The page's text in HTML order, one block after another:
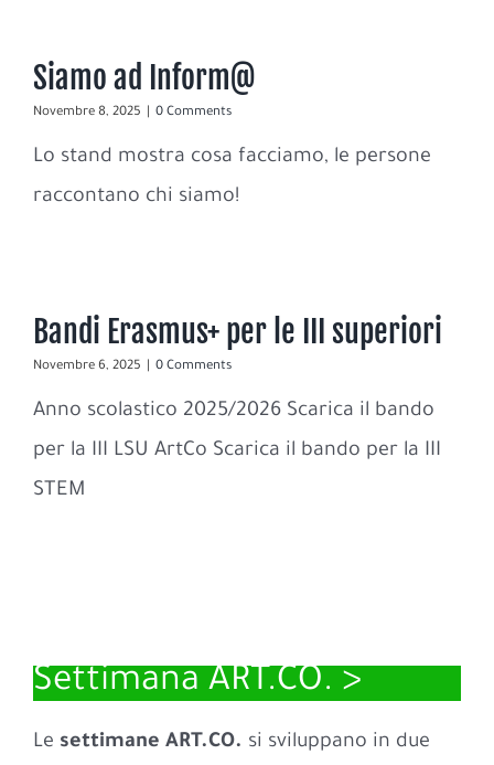
Siamo ad Inform@
Novembre 8, 2025 0 Comments
Lo stand mostra cosa facciamo, le persone
raccontano chi siamo!
Bandi Erasmus+ per le III superiori
Novembre 6, 2025 0 Comments
Anno scolastico 2025/2026 Scarica il bando
per la III LSU ArtCo Scarica il bando per la III
STEM
Settimana ART.CO. >
Le settimane ART.CO. si sviluppano in due